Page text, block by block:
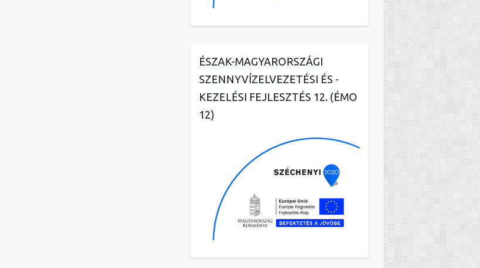
ÉSZAK-MAGYARORSZÁGI
SZENNYVÍZELVEZETÉSI ÉS -
KEZELÉSI FEJLESZTÉS 12. (ÉMO
12)